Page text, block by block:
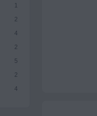
1
2
4
2
5
2
4